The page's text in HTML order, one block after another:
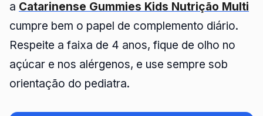
a Catarinense Gummies Kids Nutrição Multi
cumpre bem o papel de complemento diário.
Respeite a faixa de 4 anos, fique de olho no
açúcar e nos alérgenos, e use sempre sob
orientação do pediatra.